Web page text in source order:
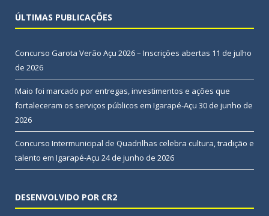
ÚLTIMAS PUBLICAÇÕES
Concurso Garota Verão Açu 2026 – Inscrições abertas 11 de julho
de 2026
Maio foi marcado por entregas, investimentos e ações que
fortaleceram os serviços públicos em Igarapé-Açu 30 de junho de
2026
Concurso Intermunicipal de Quadrilhas celebra cultura, tradição e
talento em Igarapé-Açu 24 de junho de 2026
DESENVOLVIDO POR CR2